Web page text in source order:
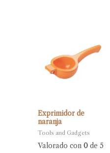
Exprimidor de
naranja
Tools and Gadgets
Valorado con0 de 5